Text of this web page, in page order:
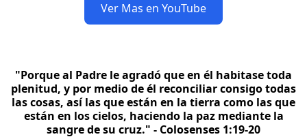
Ver Mas en YouTube
"Porque al Padre le agradó que en él habitase toda
plenitud, y por medio de él reconciliar consigo todas
las cosas, así las que están en la tierra como las que
están en los cielos, haciendo la paz mediante la
sangre de su cruz." - Colosenses 1:19-20